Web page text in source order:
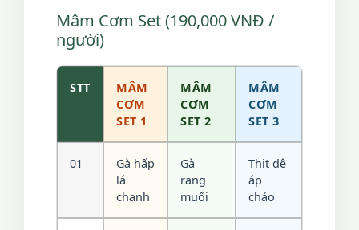
Mâm Cơm Set (190,000 VNĐ /
người)
STT
MÂM
CƠM
SET 1
MÂM
CƠM
SET 2
MÂM
CƠM
SET 3
01
Gà hấp
lá
chanh
Gà
rang
muối
Thịt dê
áp
chảo